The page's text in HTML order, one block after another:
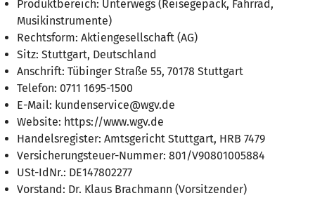
Produktbereich: Unterwegs (Reisegepäck, Fahrrad,
Musikinstrumente)
Rechtsform: Aktiengesellschaft (AG)
Sitz: Stuttgart, Deutschland
Anschrift: Tübinger Straße 55, 70178 Stuttgart
Telefon: 0711 1695-1500
E-Mail: kundenservice@wgv.de
Website: https://www.wgv.de
Handelsregister: Amtsgericht Stuttgart, HRB 7479
Versicherungsteuer-Nummer: 801/V90801005884
USt-IdNr.: DE147802277
Vorstand: Dr. Klaus Brachmann (Vorsitzender)